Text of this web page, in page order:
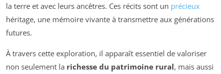
la terre et avec leurs ancêtres. Ces récits sont un précieux
héritage, une mémoire vivante à transmettre aux générations
futures.
À travers cette exploration, il apparaît essentiel de valoriser
non seulement la richesse du patrimoine rural, mais aussi